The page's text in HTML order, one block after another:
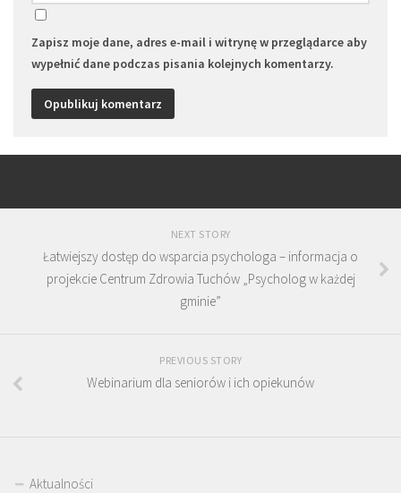
Zapisz moje dane, adres e-mail i witrynę w przeglądarce aby
wypełnić dane podczas pisania kolejnych komentarzy.
NEXT STORY
Łatwiejszy dostęp do wsparcia psychologa – informacja o
projekcie Centrum Zdrowia Tuchów „Psycholog w każdej
gminie”
PREVIOUS STORY
Webinarium dla seniorów i ich opiekunów
Aktualności